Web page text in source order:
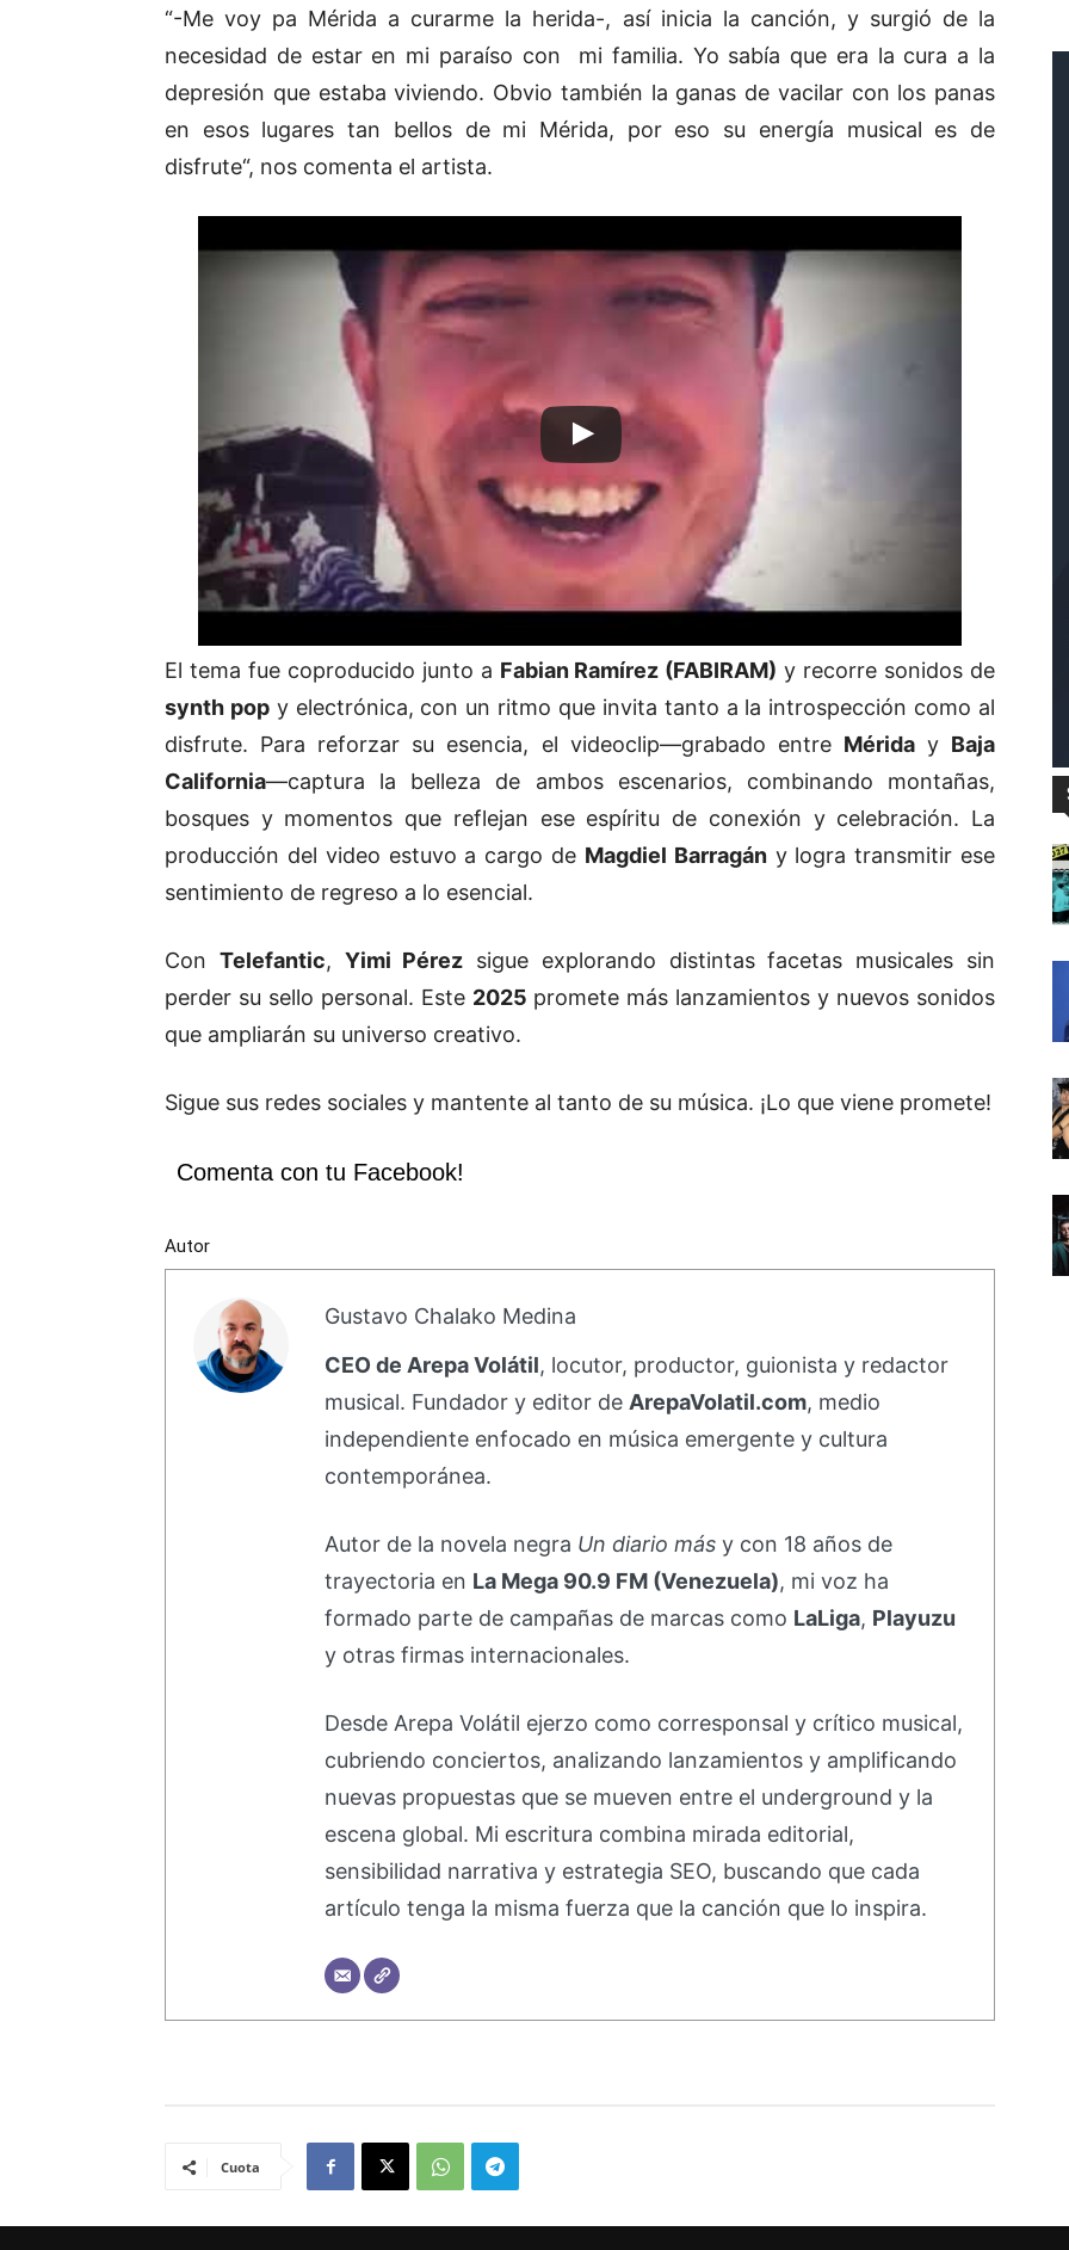
“-Me voy pa Mérida a curarme la herida-, así inicia la canción, y surgió de la
necesidad de estar en mi paraíso con mi familia. Yo sabía que era la cura a la
depresión que estaba viviendo. Obvio también la ganas de vacilar con los panas
en esos lugares tan bellos de mi Mérida, por eso su energía musical es de
disfrute“, nos comenta el artista.
El tema fue coproducido junto a Fabian Ramírez (FABIRAM) y recorre sonidos de
synth popy electrónica, con un ritmo que invita tanto a la introspección como al
disfrute. Para reforzar su esencia, el videoclip—grabado entre Mériday Baja
California—captura la belleza de ambos escenarios, combinando montañas,
bosques y momentos que reflejan ese espíritu de conexión y celebración. La
producción del video estuvo a cargo de Magdiel Barragány logra transmitir ese
sentimiento de regreso a lo esencial.
Con Telefantic, Yimi Pérez sigue explorando distintas facetas musicales sin
perder su sello personal. Este 2025 promete más lanzamientos y nuevos sonidos
que ampliarán su universo creativo.
Sigue sus redes sociales y mantente al tanto de su música. ¡Lo que viene promete!
Comenta con tu Facebook!
Autor
Gustavo Chalako Medina
CEO de Arepa Volátil, locutor, productor, guionista y redactor
musical. Fundador y editor de ArepaVolatil.com, medio
independiente enfocado en música emergente y cultura
contemporánea.
Autor de la novela negra Un diario másy con 18 años de
trayectoria en La Mega 90.9 FM (Venezuela), mi voz ha
formado parte de campañas de marcas como LaLiga, Playuzu
y otras firmas internacionales.
Desde Arepa Volátil ejerzo como corresponsal y crítico musical,
cubriendo conciertos, analizando lanzamientos y amplificando
nuevas propuestas que se mueven entre el underground y la
escena global. Mi escritura combina mirada editorial,
sensibilidad narrativa y estrategia SEO, buscando que cada
artículo tenga la misma fuerza que la canción que lo inspira.
Cuota